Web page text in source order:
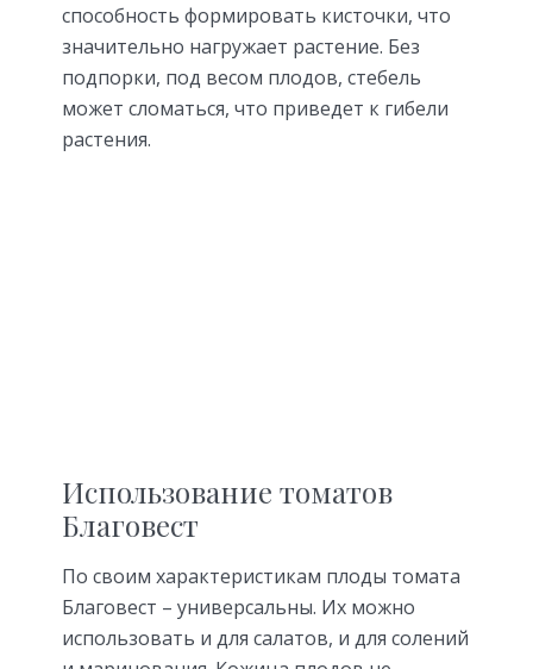
способность формировать кисточки, что
значительно нагружает растение. Без
подпорки, под весом плодов, стебель
может сломаться, что приведет к гибели
растения.
Использование томатов
Благовест
По своим характеристикам плоды томата
Благовест – универсальны. Их можно
использовать и для салатов, и для солений